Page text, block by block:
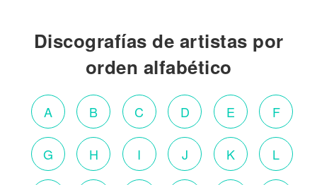
Discografías de artistas por
orden alfabético
A B C D E F
G H I J K L